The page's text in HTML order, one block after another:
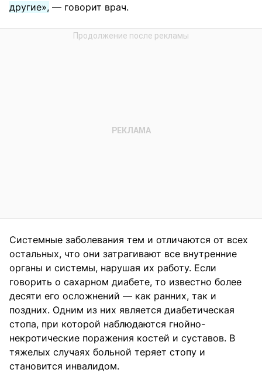
другие», — говорит врач.
Системные заболевания тем и отличаются от всех
остальных, что они затрагивают все внутренние
органы и системы, нарушая их работу. Если
говорить о сахарном диабете, то известно более
десяти его осложнений — как ранних, так и
поздних. Одним из них является диабетическая
стопа, при которой наблюдаются гнойно-
некротические поражения костей и суставов. В
тяжелых случаях больной теряет стопу и
становится инвалидом.